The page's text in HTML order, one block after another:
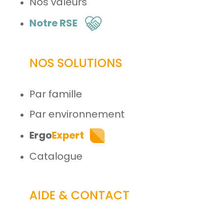
Notre RSE
NOS SOLUTIONS
Par famille
Par environnement
ErgoExpert
Catalogue
AIDE & CONTACT